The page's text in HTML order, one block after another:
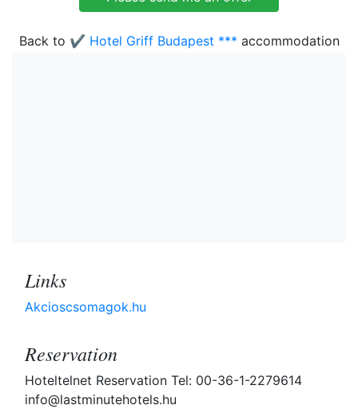
Back to ✔️ Hotel Griff Budapest *** accommodation
Links
Akcioscsomagok.hu
Reservation
Hoteltelnet Reservation Tel: 00-36-1-2279614
info@lastminutehotels.hu